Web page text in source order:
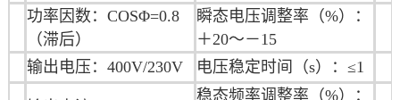
功率因数：COSΦ=0.8
（滞后）
瞬态电压调整率（%）：
＋20～－15
输出电压：400V/230V
电压稳定时间（s）：≤1
稳态频率调整率（%）：